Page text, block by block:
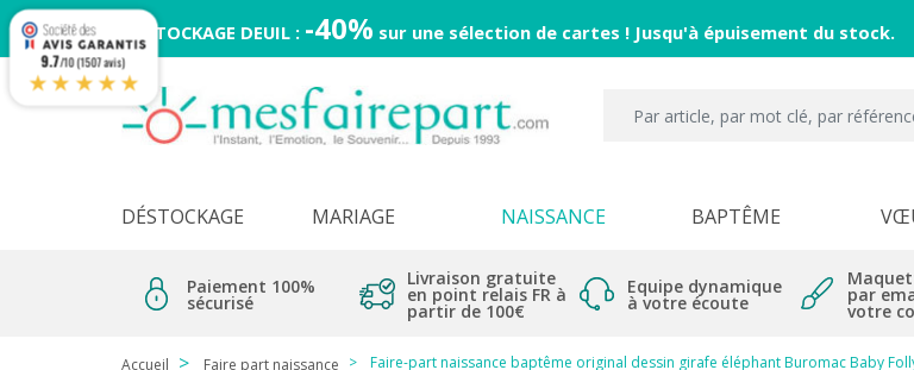
DESTOCKAGE DEUIL : -40% sur une sélection de cartes ! Jusqu'à épuisement du stock.
DÉSTOCKAGE MARIAGE NAISSANCE BAPTÊME
Paiement 100%
sécurisé
Livraison gratuite
en point relais FR à
partir de 100€
Equipe dynamique
à votre écoute par
votre
Accueil Faire part naissance Faire-part naissance baptême original dessin girafe éléphant Buromac Baby
9.7/10 (1507 avis)
★★★★★